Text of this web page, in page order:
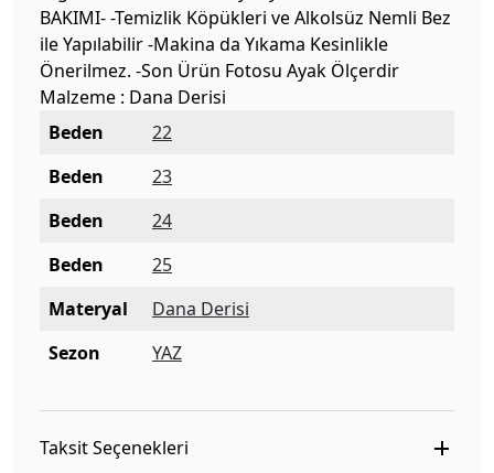
BAKIMI- -Temizlik Köpükleri ve Alkolsüz Nemli Bez
ile Yapılabilir -Makina da Yıkama Kesinlikle
Önerilmez. -Son Ürün Fotosu Ayak Ölçerdir
Malzeme : Dana Derisi
Beden
22
Beden
23
Beden
24
Beden
25
Materyal
Dana Derisi
Sezon
YAZ
Taksit Seçenekleri